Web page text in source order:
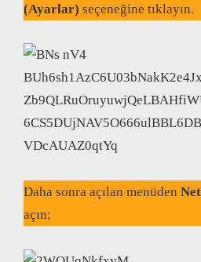
(Ayarlar) seçeneğine tıklayın.
Daha sonra açılan menüden
açın;